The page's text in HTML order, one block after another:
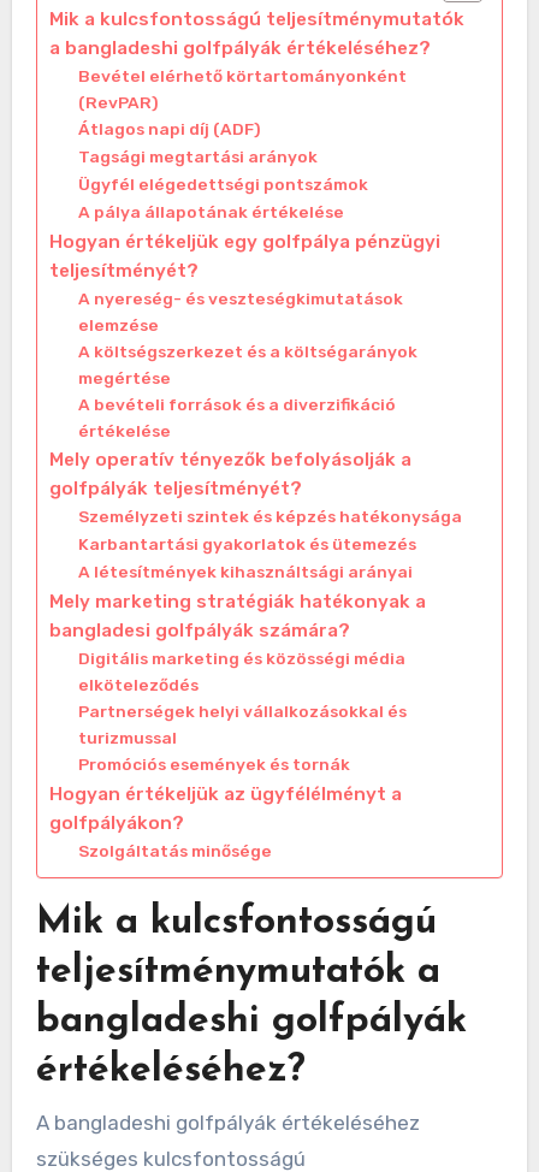
Mik a kulcsfontosságú teljesítménymutatók
a bangladeshi golfpályák értékeléséhez?
Bevétel elérhető körtartományonként
(RevPAR)
Átlagos napi díj (ADF)
Tagsági megtartási arányok
Ügyfél elégedettségi pontszámok
A pálya állapotának értékelése
Hogyan értékeljük egy golfpálya pénzügyi
teljesítményét?
A nyereség- és veszteségkimutatások
elemzése
A költségszerkezet és a költségarányok
megértése
A bevételi források és a diverzifikáció
értékelése
Mely operatív tényezők befolyásolják a
golfpályák teljesítményét?
Személyzeti szintek és képzés hatékonysága
Karbantartási gyakorlatok és ütemezés
A létesítmények kihasználtsági arányai
Mely marketing stratégiák hatékonyak a
bangladesi golfpályák számára?
Digitális marketing és közösségi média
elköteleződés
Partnerségek helyi vállalkozásokkal és
turizmussal
Promóciós események és tornák
Hogyan értékeljük az ügyfélélményt a
golfpályákon?
Szolgáltatás minősége
Mik a kulcsfontosságú
teljesítménymutatók a
bangladeshi golfpályák
értékeléséhez?
A bangladeshi golfpályák értékeléséhez
szükséges kulcsfontosságú